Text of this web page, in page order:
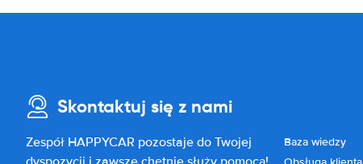
Skontaktuj się z nami
Zespół HAPPYCAR pozostaje do Twojej
Baza wiedzy